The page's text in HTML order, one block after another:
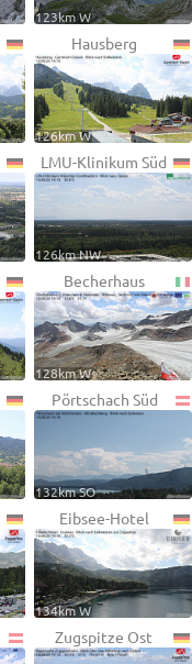
123km W
Hausberg
126km W
LMU-Klinikum Süd
126km NW
Becherhaus
128km W
Pörtschach Süd
132km SO
Eibsee-Hotel
134km W
Zugspitze Ost